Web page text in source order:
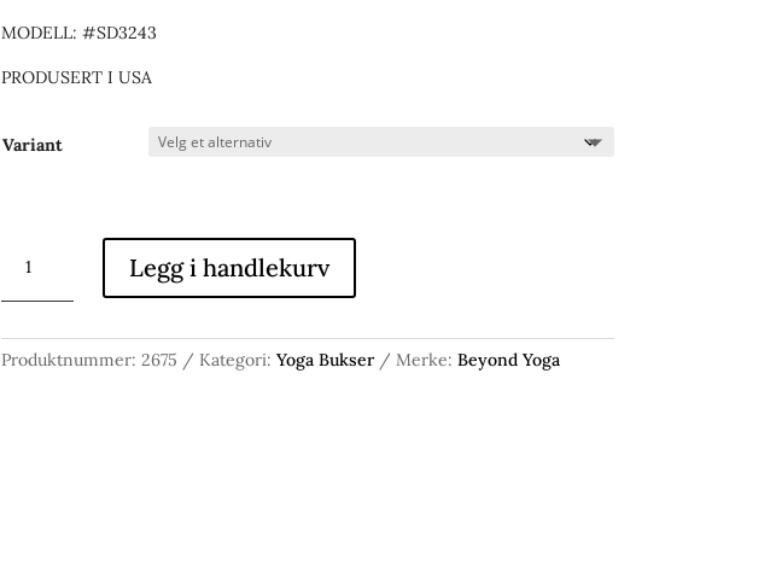
MODELL: #SD3243
PRODUSERT I USA
Variant
WAISTED
LEGGING
Legg i handlekurv
Produktnummer: 2675 Kategori: Yoga Bukser Merke: Beyond Yoga